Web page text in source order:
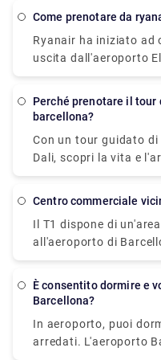
completamente
uno o tutti gli altri siti
metodo più
dall'aeroporto alla tua
trasferimento per un
visita Rydeu oggi!
Come prenotare da
Ryanair ha iniziato ad
uscita dall'aeroporto
Barcellona, il
Perché prenotare il tour del museo di salvador dali da
barcellona?
Con un tour guidato di
Dali, scopri la vita e
famoso della Spagna,
dipinti sulle pareti del
dell'artista, Figueres,
1.500 opere d'arte in
che onora l'opera di
1974. Il museo,
teatro municipale di
delle ultime grandi
centro commerciale
Il T1 dispone di
all'aeroporto di
catene di ristoranti,
accessori di lusso e
benessere sono
È consentito dormire e volare all'aeroporto di
Barcellona?
In aeroporto, puoi
arredati. L'aeroporto Barcelona-El Prat offre un